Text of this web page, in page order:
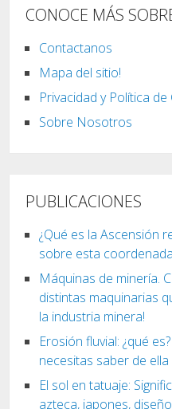
CONOCE MÁS
Contactanos
Mapa del sitio!
Privacidad y Política de
Sobre Nosotros
PUBLICACIONES
¿Qué es la Ascensión
sobre esta
Máquinas de minería.
distintas maquinarias
la industria minera!
Erosión fluvial: ¿qué
necesitas saber de ella
El sol en tatuaje:
azteca, japones,